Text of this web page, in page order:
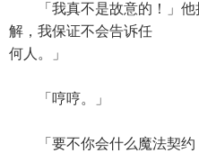
「我真不是故意的！」他
解，我保证不会告诉任
何人。」
「哼哼。」
「要不你会什么魔法契约